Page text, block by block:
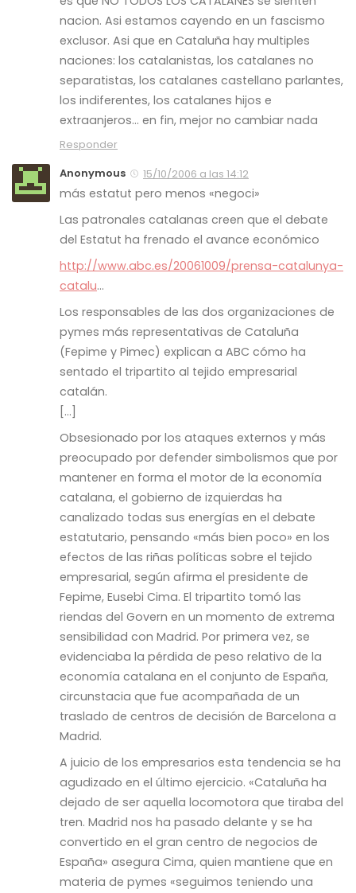
nacion. Asi estamos cayendo en un fascismo
exclusor. Asi que en Cataluña hay multiples
naciones: los catalanistas, los catalanes no
separatistas, los catalanes castellano parlantes,
los indiferentes, los catalanes hijos e
extraanjeros… en fin, mejor no cambiar nada
Responder
Anonymous
15/10/2006 a las 14:12
más estatut pero menos «negoci»
Las patronales catalanas creen que el debate
del Estatut ha frenado el avance económico
http://www.abc.es/20061009/prensa-catalunya-
catalu…
Los responsables de las dos organizaciones de
pymes más representativas de Cataluña
(Fepime y Pimec) explican a ABC cómo ha
sentado el tripartito al tejido empresarial
catalán.
[…]
Obsesionado por los ataques externos y más
preocupado por defender simbolismos que por
mantener en forma el motor de la economía
catalana, el gobierno de izquierdas ha
canalizado todas sus energías en el debate
estatutario, pensando «más bien poco» en los
efectos de las riñas políticas sobre el tejido
empresarial, según afirma el presidente de
Fepime, Eusebi Cima. El tripartito tomó las
riendas del Govern en un momento de extrema
sensibilidad con Madrid. Por primera vez, se
evidenciaba la pérdida de peso relativo de la
economía catalana en el conjunto de España,
circunstacia que fue acompañada de un
traslado de centros de decisión de Barcelona a
Madrid.
A juicio de los empresarios esta tendencia se ha
agudizado en el último ejercicio. «Cataluña ha
dejado de ser aquella locomotora que tiraba del
tren. Madrid nos ha pasado delante y se ha
convertido en el gran centro de negocios de
España» asegura Cima, quien mantiene que en
materia de pymes «seguimos teniendo una